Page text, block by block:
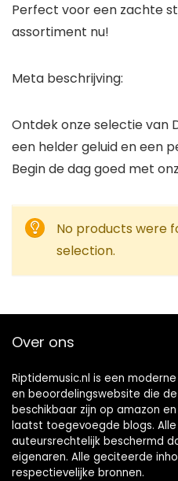
Perfect voor een zachte
assortiment nu!
Meta beschrijving:
Ontdek onze selectie van
een helder geluid en een
Begin de dag goed met
No products were
selection.
Over ons
Riptidemusic.nl is een
en beoordelingswebsite die
beschikbaar zijn op amazon
laatst toegevoegde blogs.
auteursrechtelijk beschermd
eigenaren. Alle geciteerde
respectievelijke bronnen.